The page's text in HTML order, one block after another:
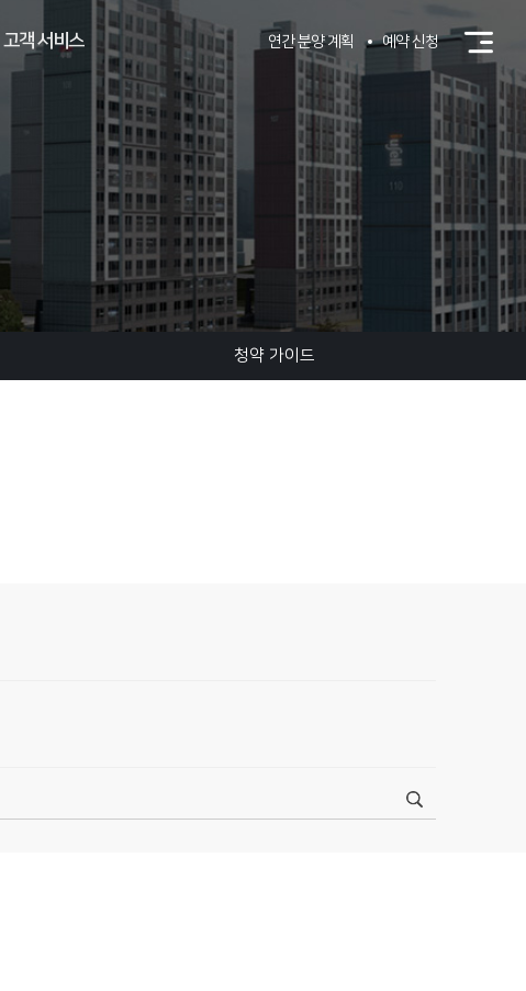
고객 서비스 연간 분양 계획 예약 신청
청약 가이드